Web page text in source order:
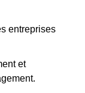
entreprises
et